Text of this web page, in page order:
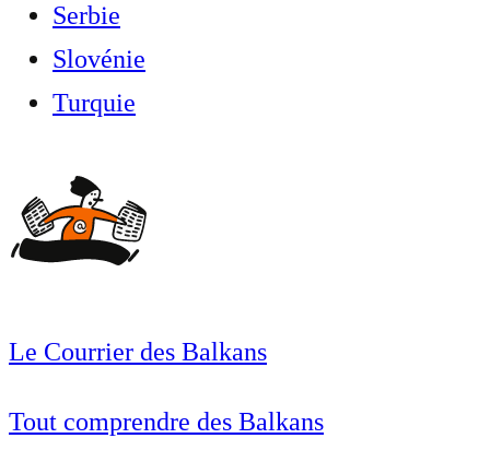
Serbie
Slovénie
Turquie
Le Courrier des Balkans
Tout comprendre des Balkans